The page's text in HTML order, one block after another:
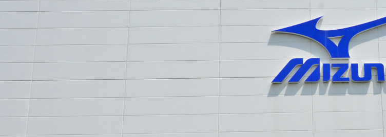
休闲 网球
2020新科技 日本总社
美津浓全球